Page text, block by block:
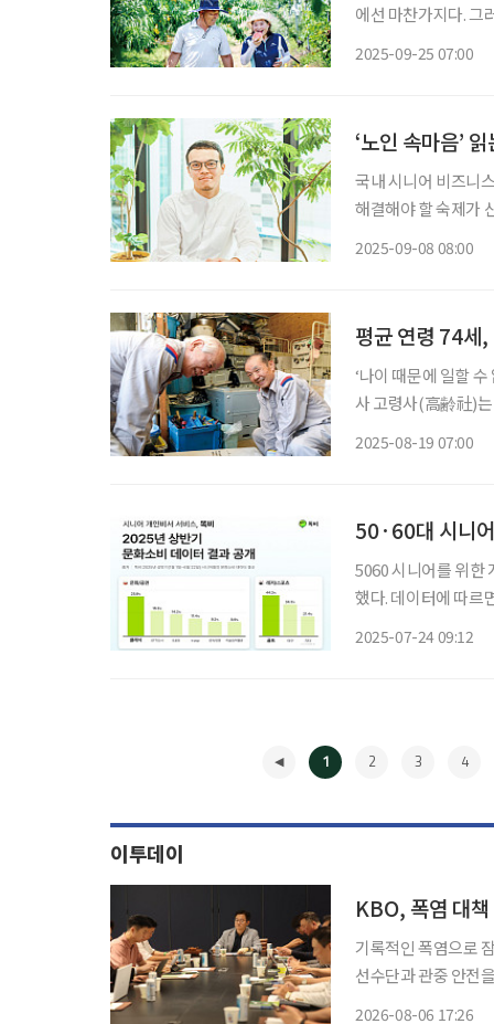
에선 마찬가지다. 그
2025-09-25 07:00
‘노인 속마음’
국내 시니어 비즈니
해결해야 할 숙제가
2025-09-08 08:00
평균 연령 74세
‘나이 때문에 일할
사 고령사(高齢社)는
2025-08-19 07:00
50·60대 시니
5060 시니어를 위한
했다. 데이터에 따르
2025-07-24 09:12
1 2 3 4
이투데이
KBO, 폭염 대
기록적인 폭염으로
선수단과 관중 안전
2026-08-06 17:26